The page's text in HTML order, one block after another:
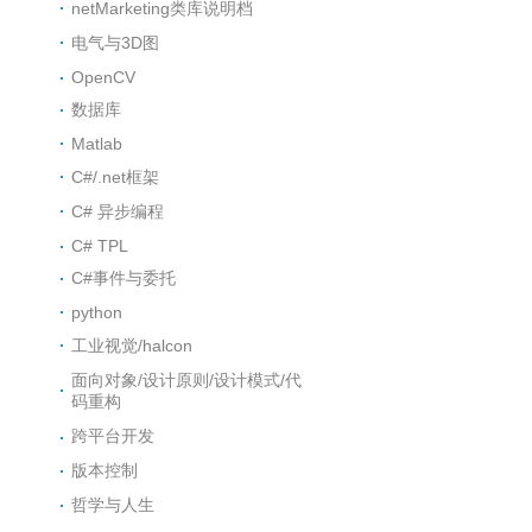
netMarketing类库说明档
电气与3D图
OpenCV
数据库
Matlab
C#/.net框架
C# 异步编程
C# TPL
C#事件与委托
python
工业视觉/halcon
面向对象/设计原则/设计模式/代
码重构
跨平台开发
版本控制
哲学与人生